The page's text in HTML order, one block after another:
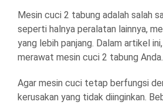
Mesin cuci 2 tabung adalah salah
seperti halnya peralatan lainnya,
yang lebih panjang. Dalam artikel
merawat mesin cuci 2 tabung Anda.
Agar mesin cuci tetap berfungsi
kerusakan yang tidak diinginkan.